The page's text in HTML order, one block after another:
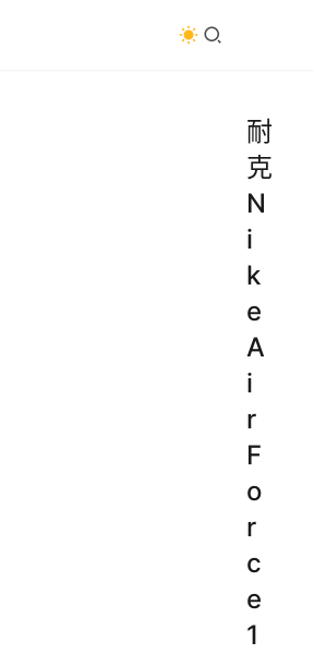
耐
克
N
i
k
e
A
i
r
F
o
r
c
e
1